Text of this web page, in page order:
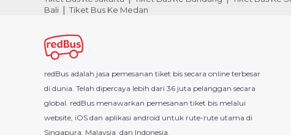
Bali
Tiket Bus Ke Medan
redBus adalah jasa pemesanan tiket bis secara online terbesar
di dunia. Telah dipercaya lebih dari 36 juta pelanggan secara
global. redBus menawarkan pemesanan tiket bis melalui
website, iOS dan aplikasi android untuk rute-rute utama di
Singapura, Malaysia, dan Indonesia.